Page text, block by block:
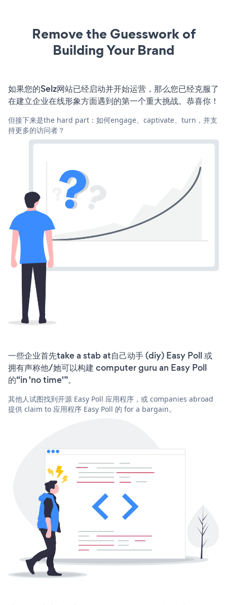
Remove the Guesswork of
Building Your Brand
如果您的Selz网站已经启动并开始运营，那么您已经克服了
在建立企业在线形象方面遇到的第一个重大挑战。恭喜你！
但接下来是the hard part：如何engage、captivate、turn，并支
持更多的访问者？
一些企业首先take a stab at自己动手 (diy) Easy Poll 或
拥有声称他/她可以构建 computer guru an Easy Poll
的“in 'no time'”。
其他人试图找到开源 Easy Poll 应用程序，或 companies abroad
提供 claim to 应用程序 Easy Poll 的 for a bargain。